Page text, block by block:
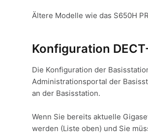
Ältere Modelle wie das S650H
Konfiguration
Die Konfiguration der
Administrationsportal der
an der Basisstation.
Wenn Sie bereits aktuelle
werden (Liste oben) und Sie